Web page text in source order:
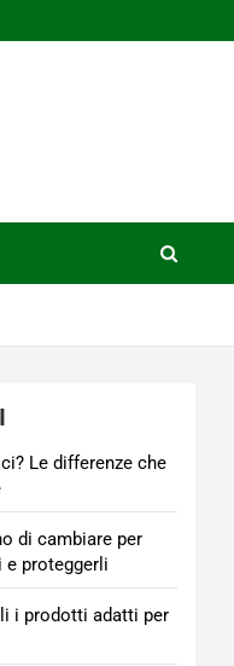
Le differenze che
di cambiare per
e proteggerli
i prodotti adatti per